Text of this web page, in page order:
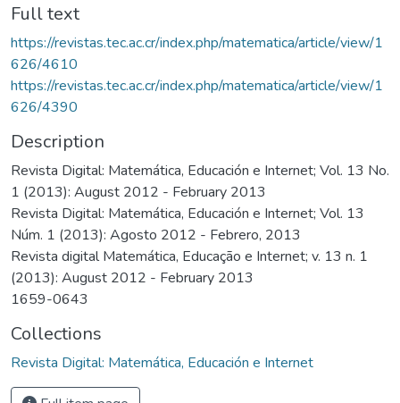
Full text
https://revistas.tec.ac.cr/index.php/matematica/article/view/1
626/4610
https://revistas.tec.ac.cr/index.php/matematica/article/view/1
626/4390
Description
Revista Digital: Matemática, Educación e Internet; Vol. 13 No.
1 (2013): August 2012 - February 2013
Revista Digital: Matemática, Educación e Internet; Vol. 13
Núm. 1 (2013): Agosto 2012 - Febrero, 2013
Revista digital Matemática, Educação e Internet; v. 13 n. 1
(2013): August 2012 - February 2013
1659-0643
Collections
Revista Digital: Matemática, Educación e Internet